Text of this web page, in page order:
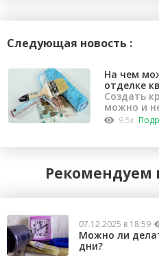
Следующая новость :
На чем
отделке
Создать
можно и
капремонт
9.5к
Рекомендуем
07.12.2025 в 18:59
Можно ли
дни?